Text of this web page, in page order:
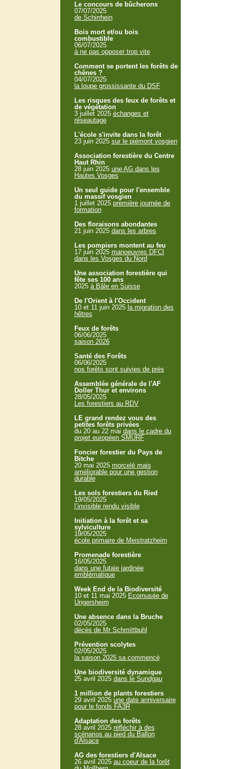
Le concours de bûcherons
07/07/2025
de Schirrhein
Bois mort et/ou bois
combustible
06/07/2025
à ne pas opposer trop vite
Comment se portent les forêts de
chênes ?
04/07/2025
la loupe grossissante du DSF
Les risques des feux de forêts et
de végétation
3 juillet 2025 échanges et
réseautage
L'école s'invite dans la forêt
23 juin 2025 sur le piémont vosgien
Association forestière du Centre
Haut Rhin
28 juin 2025 une AG dans les
Hautes Vosges
Un seul guide pour l'ensemble
du massif vosgien
1 juillet 2025 première journée de
formation
Des floraisons abondantes
21 juin 2025 dans les arbres
Les pompiers montent au feu
17 juin 2025 manoeuvres DFCI
dans les Vosges du Nord
Une association forestière qui
fête ses 100 ans
2025 à Bâle en Suisse
De l'Orient à l'Occident
10 et 11 juin 2025 la migration des
hêtres
Feux de forêts
06/06/2025
saison 2026
Santé des Forêts
06/06/2025
nos forêts sont suivies de près
Assemblée générale de l'AF
Doller Thur et environs
28/05/2025
Les forestiers au RDV
LE grand rendez vous des
petites forêts privées
du 20 au 22 mai dans le cadre du
projet européen SMURF
Foncier forestier du Pays de
Bitche
20 mai 2025 morcelé mais
améliorable pour une gestion
durable
Les sols forestiers du Ried
19/05/2025
l’invisible rendu visible
Initiation à la forêt et sa
sylviculture
19/05/2025
école primaire de Meistratzheim
Promenade forestière
16/05/2025
dans une futaie jardinée
emblématique
Week End de la Biodiversité
10 et 11 mai 2025 Ecomusée de
Ungersheim
Une absence dans la Bruche
02/05/2025
décès de Mr Schmittbuhl
Prévention scolytes
02/05/2025
la saison 2025 sa commencé
Une biodiversité dynamique
25 avril 2025 dans le Sundgau
1 million de plants forestiers
29 avril 2025 une date anniversaire
pour le fonds FA3R
Adaptation des forêts
28 avril 2025 réfléchir à des
scénarios au pied du Ballon
d'Alsace
AG des forestiers d'Alsace
26 avril 2025 au coeur de la forêt